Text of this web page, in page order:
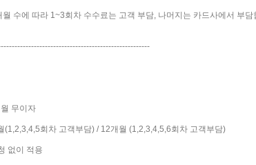
월 수에 따라 1~3회차 수수료는 고객 부담, 나머지는 카드사에서 부담
무이자
(1,2,3,4,5회차 고객부담) / 12개월 (1,2,3,4,5,6회차 고객부담)
없이 적용